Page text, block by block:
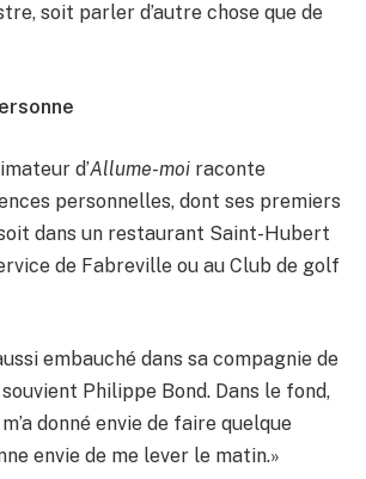
soit parler d’autre chose que de
d’Allume-moi raconte
personnelles, dont ses premiers
dans un restaurant Saint-Hubert
de Fabreville ou au Club de golf
embauché dans sa compagnie de
Philippe Bond. Dans le fond,
donné envie de faire quelque
envie de me lever le matin.»